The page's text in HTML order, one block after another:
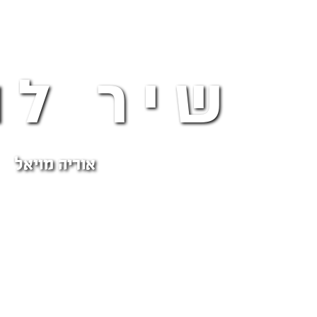
שיר
אוריה מויאל